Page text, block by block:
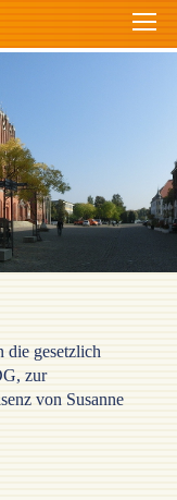
die gesetzlich
zur
von Susanne